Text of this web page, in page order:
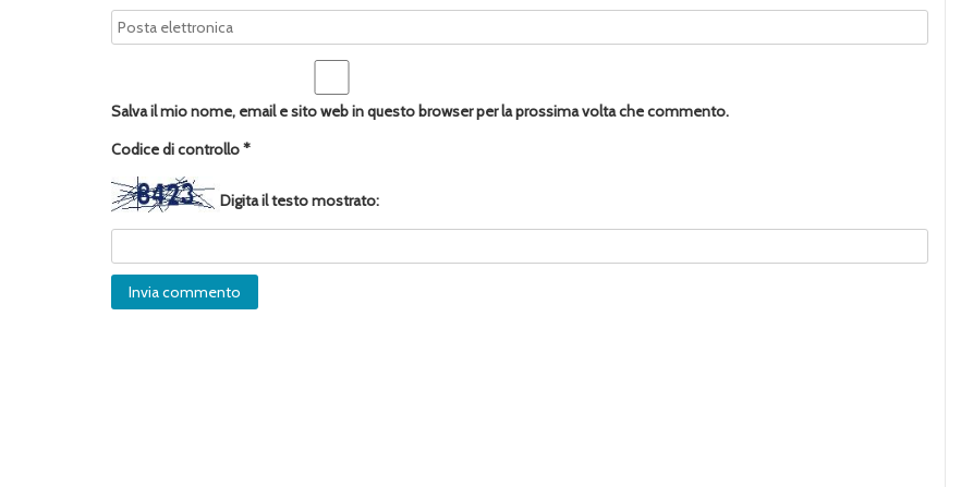
Salva il mio nome, email e sito web in questo browser per la prossima volta che commento.
Codice di controllo*
Digita il testo mostrato: